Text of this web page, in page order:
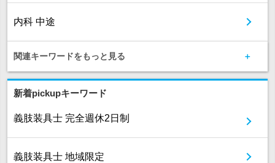
内科 中途
関連キーワードをもっと見る
新着pickupキーワード
義肢装具士 完全週休2日制
義肢装具士 地域限定